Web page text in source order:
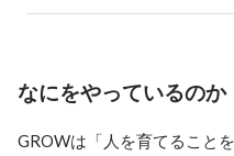
い、暗闇でしたことは明
なにをやっているのか
GROWは「人を育てること